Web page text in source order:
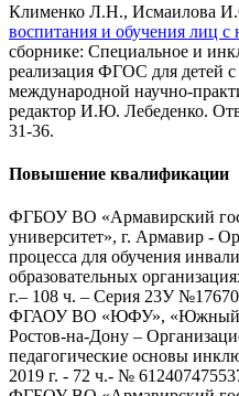
Клименко Л.Н., Исмаилова
воспитания и обучения лиц с
сборнике: Специальное и
реализация ФГОС для детей
международной научно-
редактор И.Ю. Лебеденко.
31-36.
Повышение квалификации
ФГБОУ ВО «Армавирский
университет», г. Армавир -
процесса для обучения
образовательных
г.– 108 ч. – Серия 23У
ФГАОУ ВО «ЮФУ», «Южный
Ростов-на-Дону –
педагогические основы
2019 г. - 72 ч.- №